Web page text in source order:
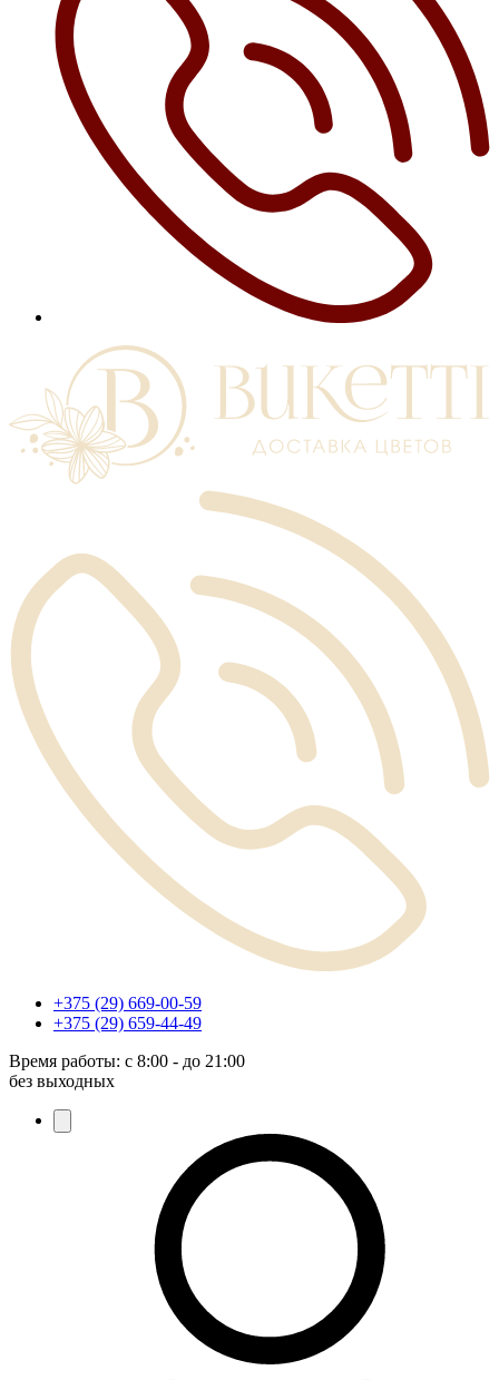
+375 (29) 669-00-59
+375 (29) 659-44-49
Время работы: с 8:00 - до 21:00
без выходных